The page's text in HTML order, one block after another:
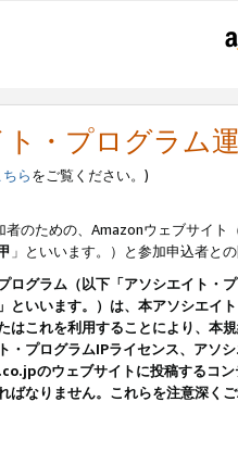
・プログラム
らをご覧ください。)
のための、Amazonウェブサイト
」といいます。）と参加申込者と
ログラム（以下「アソシエイト・
といいます。）は、本アソシエイ
はこれを利用することにより、本
・プログラムIPライセンス、ア
のウェブサイトに投稿するコ
なりません。これらを注意深くご